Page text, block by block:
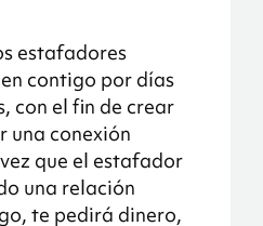
estafadores
contigo por días
con el fin de crear
una conexión
que el estafador
una relación
te pedirá dinero,